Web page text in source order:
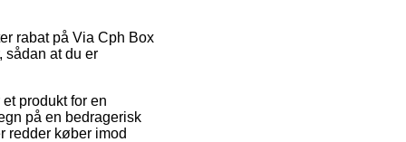
rabat på Via Cph Box
sådan at du er
produkt for en
på en bedragerisk
redder køber imod